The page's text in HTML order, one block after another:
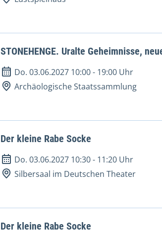
STONEHENGE. Uralte Geheimnisse,
Do. 03.06.2027 10:00- 19:00 Uhr
Archäologische Staatssammlung
Der kleine Rabe Socke
Do. 03.06.2027 10:30- 11:20 Uhr
Silbersaal im Deutschen Theater
Der kleine Rabe Socke